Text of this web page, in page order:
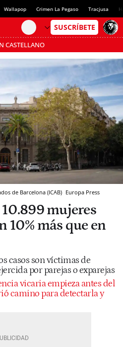
Wallapop Crimen La Pegaso Tracjusa
CASTELLANO
AHORRO
de Barcelona (ICAB) Europa Press
10.899 mujeres
10% más que en
casos son víctimas de
por parejas o exparejas
vicaria empieza antes del
camino para detectarla y